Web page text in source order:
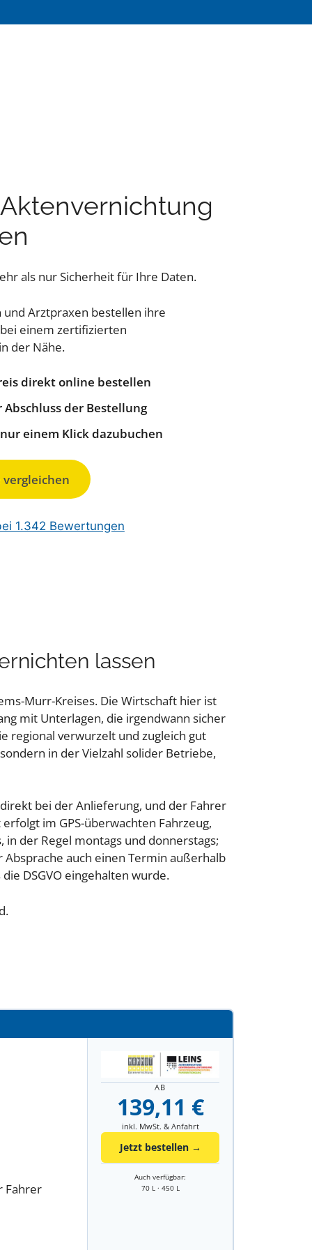
als nur Sicherheit für Ihre Daten.
Arztpraxen bestellen ihre
einem zertifizierten
der Nähe.
direkt online bestellen
der Bestellung
einem Klick dazubuchen
vergleichen
1.342 Bewertungen
lassen
Murr-Kreises. Die Wirtschaft hier ist
mit Unterlagen, die irgendwann sicher
regional verwurzelt und zugleich gut
in der Vielzahl solider Betriebe,
bei der Anlieferung, und der Fahrer
im GPS-überwachten Fahrzeug,
der Regel montags und donnerstags;
auch einen Termin außerhalb
DSGVO eingehalten wurde.
Fahrer
AB
139,11 €
inkl. MwSt. & Anfahrt
Jetzt bestellen →
Auch verfügbar:
70 L · 450 L